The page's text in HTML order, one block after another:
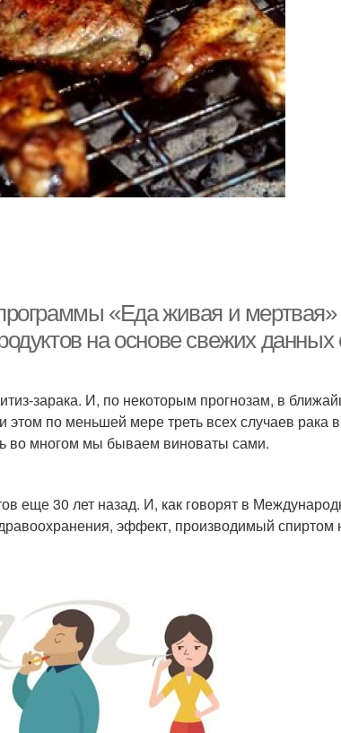
«Еда живая и мертвая»
на основе свежих данных
зарака. И, по некоторым прогнозам, в
этом по меньшей мере треть всех случаев рака
во многом мы бываем виноваты сами.
еще 30 лет назад. И, как говорят в
эффект, производимый спиртом